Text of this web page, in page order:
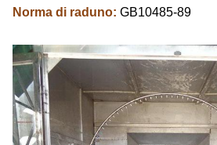
Norma di raduno: GB10485-89